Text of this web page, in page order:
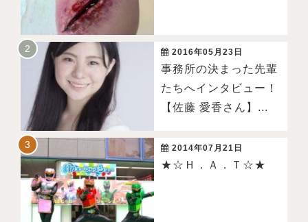
2016年05月23日
事務所の決まった先輩
たちへインタビュー！
【佐藤 愛香さん】...
2014年07月21日
★☆Ｈ．Ａ．Ｔ☆★